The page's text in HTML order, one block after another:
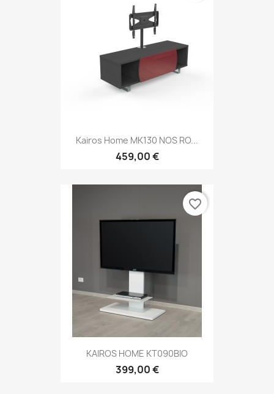
Kairos Home MK130 NOS RO...
459,00 €
KAIROS HOME KT090BIO
399,00 €
favorite_border